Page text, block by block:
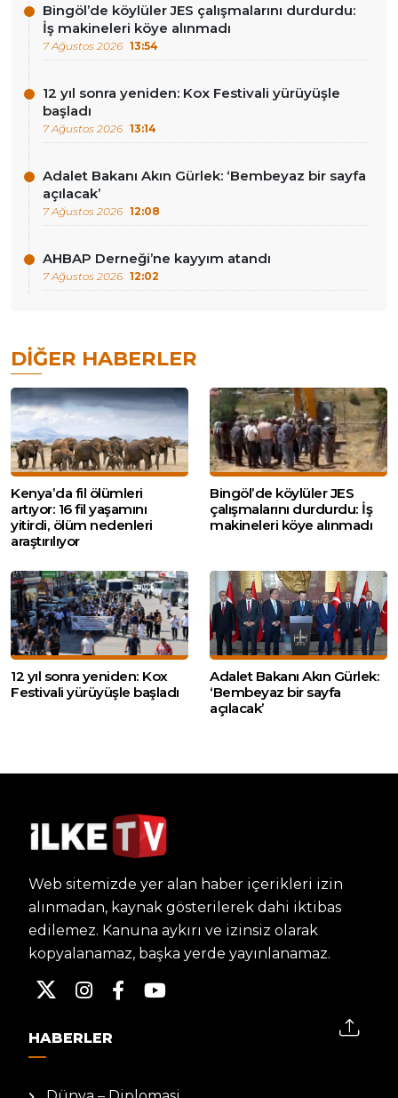
Bingöl’de köylüler JES çalışmalarını durdurdu:
İş makineleri köye alınmadı
7 Ağustos 2026 13:54
12 yıl sonra yeniden: Kox Festivali yürüyüşle
başladı
7 Ağustos 2026 13:14
Adalet Bakanı Akın Gürlek: ‘Bembeyaz bir sayfa
açılacak’
7 Ağustos 2026 12:08
AHBAP Derneği’ne kayyım atandı
7 Ağustos 2026 12:02
DIĞER HABERLER
Kenya’da fil ölümleri
artıyor: 16 fil yaşamını
yitirdi, ölüm nedenleri
araştırılıyor
Bingöl’de köylüler JES
çalışmalarını durdurdu: İş
makineleri köye alınmadı
12 yıl sonra yeniden: Kox
Festivali yürüyüşle başladı
Adalet Bakanı Akın Gürlek:
‘Bembeyaz bir sayfa
açılacak’
Web sitemizde yer alan haber içerikleri izin
alınmadan, kaynak gösterilerek dahi iktibas
edilemez. Kanuna aykırı ve izinsiz olarak
kopyalanamaz, başka yerde yayınlanamaz.
HABERLER